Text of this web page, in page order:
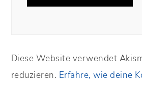
Diese Website verwendet
reduzieren. Erfahre, wie deine